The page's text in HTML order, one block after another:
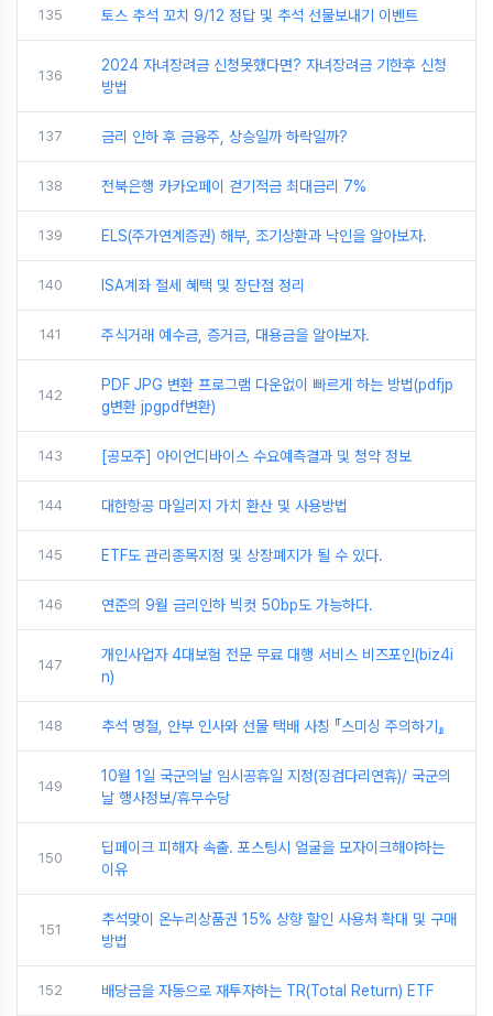
135 토스 추석 꼬치 9/12 정답 및 추석 선물보내기 이벤트
136
2024 자녀장려금 신청못했다면? 자녀장려금 기한후 신청
방법
137 금리 인하 후 금융주, 상승일까 하락일까?
138 전북은행 카카오페이 걷기적금 최대금리 7%
139 ELS(주가연계증권) 해부, 조기상환과 낙인을 알아보자.
140 ISA계좌 절세 혜택 및 장단점 정리
141 주식거래 예수금, 증거금, 대용금을 알아보자.
142
PDF JPG 변환 프로그램 다운없이 빠르게 하는 방법(pdfjp
g변환 jpgpdf변환)
143 [공모주] 아이언디바이스 수요예측결과 및 청약 정보
144 대한항공 마일리지 가치 환산 및 사용방법
145 ETF도 관리종목지정 및 상장폐지가 될 수 있다.
146 연준의 9월 금리인하 빅컷 50bp도 가능하다.
147
개인사업자 4대보험 전문 무료 대행 서비스 비즈포인(biz4i
n)
148 추석 명절, 안부 인사와 선물 택배 사칭 『스미싱 주의하기』
149
10월 1일 국군의날 임시공휴일 지정(징검다리연휴)/ 국군의
날 행사정보/휴무수당
150
딥페이크 피해자 속출. 포스팅시 얼굴을 모자이크해야하는
이유
151
추석맞이 온누리상품권 15% 상향 할인 사용처 확대 및 구매
방법
152 배당금을 자동으로 재투자하는 TR(Total Return) ETF